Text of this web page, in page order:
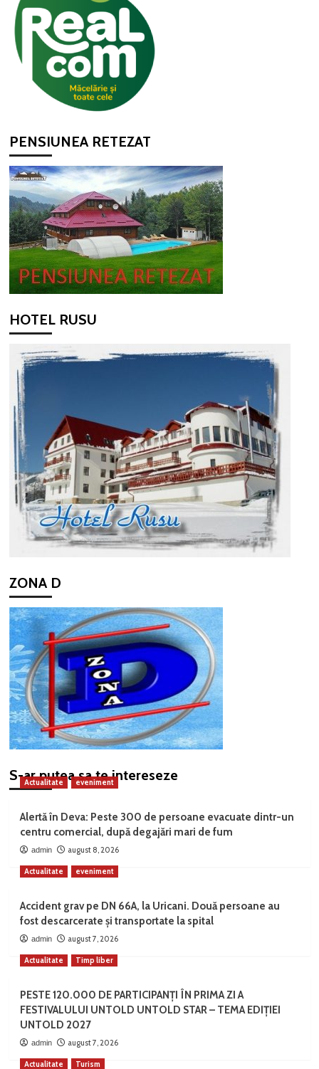
PENSIUNEA RETEZAT
HOTEL RUSU
ZONA D
S-ar putea sa te intereseze
Actualitate eveniment
Alertă în Deva: Peste 300 de persoane evacuate dintr-un
centru comercial, după degajări mari de fum
admin august 8, 2026
Actualitate eveniment
Accident grav pe DN 66A, la Uricani. Două persoane au
fost descarcerate și transportate la spital
admin august 7, 2026
Actualitate Timp liber
PESTE 120.000 DE PARTICIPANȚI ÎN PRIMA ZI A
FESTIVALULUI UNTOLD UNTOLD STAR – TEMA EDIȚIEI
UNTOLD 2027
admin august 7, 2026
Actualitate Turism